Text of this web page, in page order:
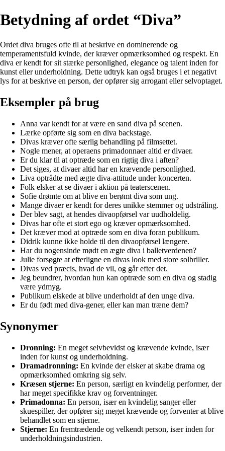
Betydning af ordet “Diva”
Ordet diva bruges ofte til at beskrive en dominerende og
temperamentsfuld kvinde, der kræver opmærksomhed og respekt. En
diva er kendt for sit stærke personlighed, elegance og talent inden for
kunst eller underholdning. Dette udtryk kan også bruges i et negativt
lys for at beskrive en person, der opfører sig arrogant eller selvoptaget.
Eksempler på brug
Anna var kendt for at være en sand diva på scenen.
Lærke opførte sig som en diva backstage.
Divas kræver ofte særlig behandling på filmsettet.
Nogle mener, at operaens primadonnaer altid er divaer.
Er du klar til at optræde som en rigtig diva i aften?
Det siges, at divaer altid har en krævende personlighed.
Liva optrådte med ægte diva-attitude under koncerten.
Folk elsker at se divaer i aktion på teaterscenen.
Sofie drømte om at blive en berømt diva som ung.
Mange divaer er kendt for deres unikke stemmer og udstråling.
Der blev sagt, at hendes divaopførsel var uudholdelig.
Divas har ofte et stort ego og kræver opmærksomhed.
Det kræver mod at optræde som en diva foran publikum.
Didrik kunne ikke holde til den divaopførsel længere.
Har du nogensinde mødt en ægte diva i balletverdenen?
Julie forsøgte at efterligne en divas look med store solbriller.
Divas ved præcis, hvad de vil, og går efter det.
Jeg beundrer, hvordan hun kan optræde som en diva og stadig
være ydmyg.
Publikum elskede at blive underholdt af den unge diva.
Er du født med diva-gener, eller kan man træne dem?
Synonymer
Dronning: En meget selvbevidst og krævende kvinde, især
inden for kunst og underholdning.
Dramadronning: En kvinde der elsker at skabe drama og
opmærksomhed omkring sig selv.
Kræsen stjerne: En person, særligt en kvindelig performer, der
har meget specifikke krav og forventninger.
Primadonna: En person, især en kvindelig sanger eller
skuespiller, der opfører sig meget krævende og forventer at blive
behandlet som en stjerne.
Stjerne: En fremtrædende og velkendt person, især inden for
underholdningsindustrien.